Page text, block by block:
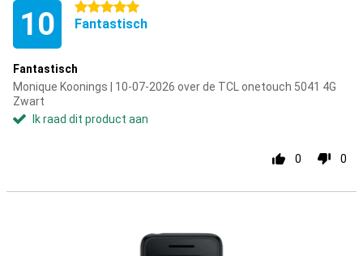
10 5 sterren
Fantastisch
Fantastisch
Monique Koonings | 10-07-2026 over de TCL onetouch 5041 4G
Zwart
Ik raad dit product aan
0 0